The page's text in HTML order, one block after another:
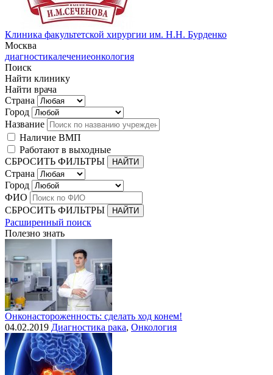
Клиника факультетской хирургии им. Н.Н. Бурденко
Москва
диагностикалечениеонкология
Поиск
Найти клинику
Найти врача
Страна
Город
Название
Наличие ВМП
Работают в выходные
СБРОСИТЬ ФИЛЬТРЫ
Страна
Город
ФИО
СБРОСИТЬ ФИЛЬТРЫ
Расширенный поиск
Полезно знать
Онконастороженность: сделать ход конем!
04.02.2019 Диагностика рака, Онкология